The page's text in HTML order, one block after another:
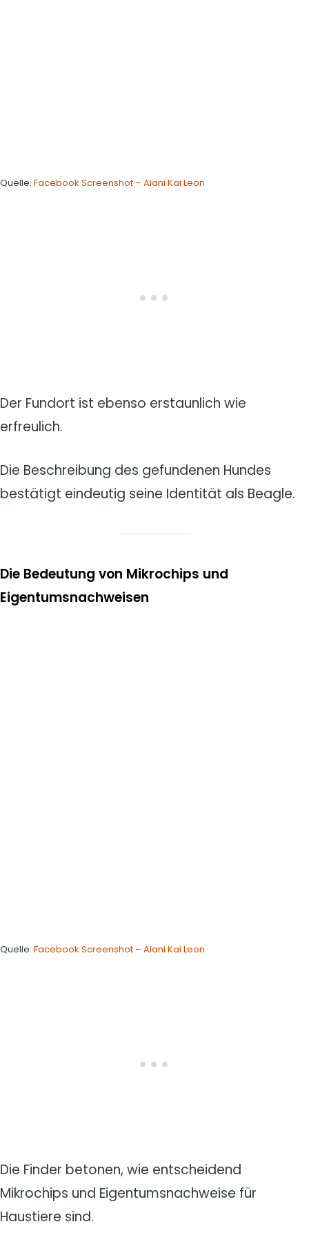
Quelle: Facebook Screenshot – Alani Kai Leon
Der Fundort ist ebenso erstaunlich wie
erfreulich.
Die Beschreibung des gefundenen Hundes
bestätigt eindeutig seine Identität als Beagle.
Die Bedeutung von Mikrochips und
Eigentumsnachweisen
Quelle: Facebook Screenshot – Alani Kai Leon
Die Finder betonen, wie entscheidend
Mikrochips und Eigentumsnachweise für
Haustiere sind.